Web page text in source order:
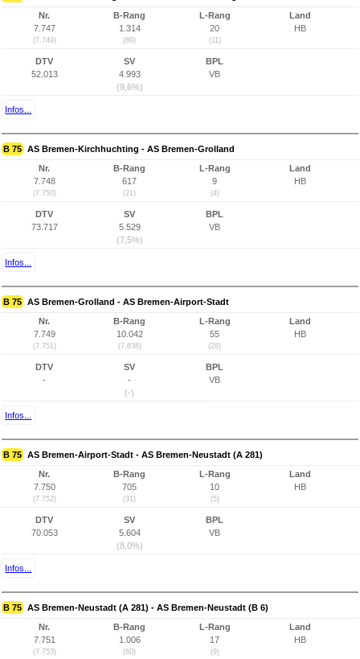
Nr.
7.747
(7.749)
B-Rang
1.314
(89)
L-Rang
20
(11)
Land
HB
DTV
52.013
SV
4.993
(9,6%)
BPL
VB
Infos...
B 75 AS Bremen-Kirchhuchting - AS Bremen-Grolland
Nr.
7.748
(7.750)
B-Rang
617
(21)
L-Rang
9
(4)
Land
HB
DTV
73.717
SV
5.529
(7,5%)
BPL
VB
Infos...
B 75 AS Bremen-Grolland - AS Bremen-Airport-Stadt
Nr.
7.749
(7.751)
B-Rang
10.042
(7.638)
L-Rang
55
(28)
Land
HB
DTV
-
SV
-
(-)
BPL
VB
Infos...
B 75 AS Bremen-Airport-Stadt - AS Bremen-Neustadt (A 281)
Nr.
7.750
(7.752)
B-Rang
705
(31)
L-Rang
10
(5)
Land
HB
DTV
70.053
SV
5.604
(8,0%)
BPL
VB
Infos...
B 75 AS Bremen-Neustadt (A 281) - AS Bremen-Neustadt (B 6)
Nr.
7.751
(7.753)
B-Rang
1.006
(60)
L-Rang
17
(9)
Land
HB